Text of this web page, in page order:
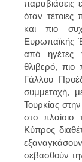
παραβιάσεις
όταν τέτοιες
και πιο
Ευρωπαϊκής
από ηγέτες
θλιβερό, πιο
Γάλλου
συμμετοχή,
Τουρκίας
στο
Κύπρος
σεβασθούν